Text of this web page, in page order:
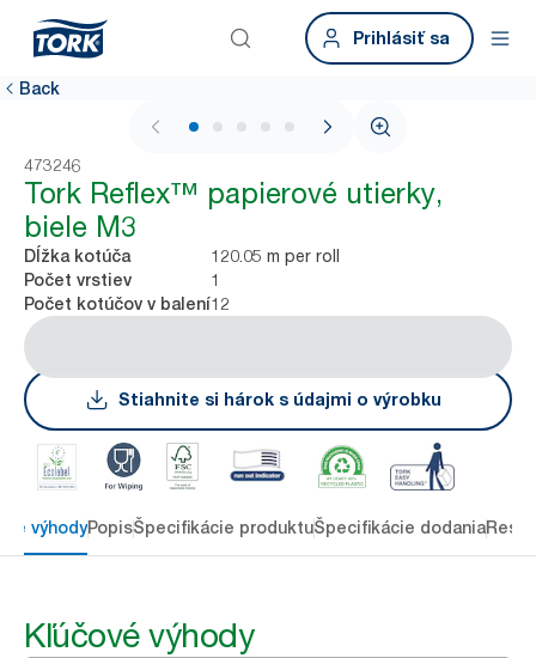
Prihlásiť sa
Back
1 / 5
473246
Tork Reflex™ papierové utierky,
biele M3
Dĺžka kotúča 120.05 m per roll
Počet vrstiev 1
Počet kotúčov v balení12
Stiahnite si hárok s údajmi o výrobku
výhodyPopisŠpecifikácie produktuŠpecifikácie dodania
Kľúčové výhody